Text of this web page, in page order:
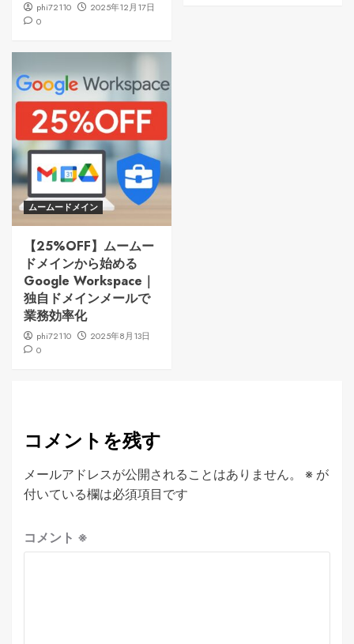
phi72110
2025年12月17日
0
ムームードメイン
【25%OFF】ムームー
ドメインから始める
Google Workspace｜
独自ドメインメールで
業務効率化
phi72110
2025年8月13日
0
コメントを残す
メールアドレスが公開されることはありません。 ※ が
付いている欄は必須項目です
コメント ※